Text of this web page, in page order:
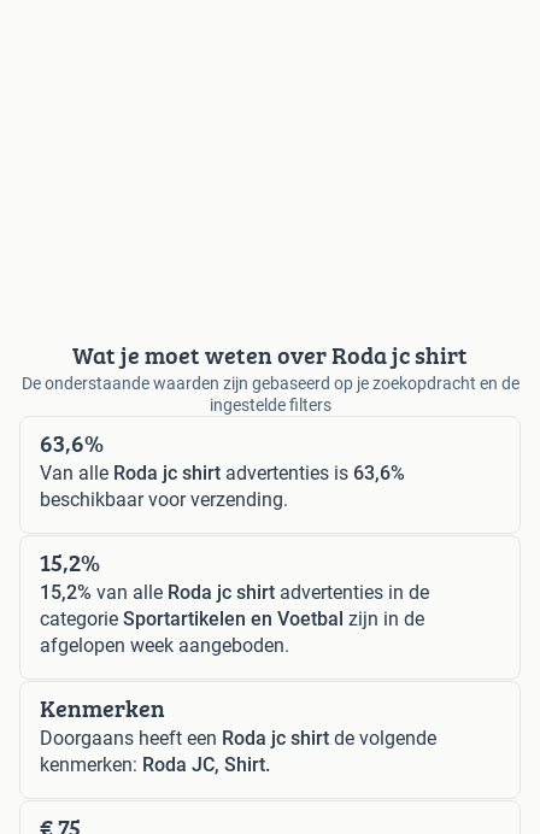
Wat je moet weten over Roda jc shirt
De onderstaande waarden zijn gebaseerd op je zoekopdracht en de
ingestelde filters
63,6%
Van alle Roda jc shirt advertenties is 63,6%
beschikbaar voor verzending.
15,2%
15,2% van alle Roda jc shirt advertenties in de
categorie Sportartikelen en Voetbal zijn in de
afgelopen week aangeboden.
Kenmerken
Doorgaans heeft een Roda jc shirt de volgende
kenmerken: Roda JC, Shirt.